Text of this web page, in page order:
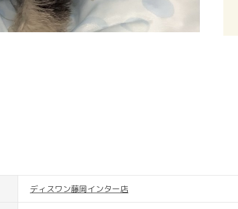
ディスワン藤岡インター店